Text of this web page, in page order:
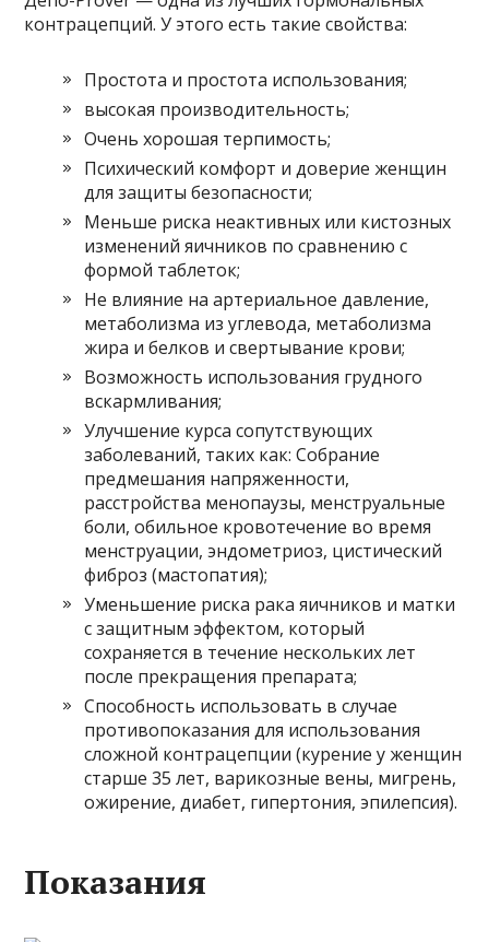
контрацепций. У этого есть такие свойства:
Простота и простота использования;
высокая производительность;
Очень хорошая терпимость;
Психический комфорт и доверие женщин
для защиты безопасности;
Меньше риска неактивных или кистозных
изменений яичников по сравнению с
формой таблеток;
Не влияние на артериальное давление,
метаболизма из углевода, метаболизма
жира и белков и свертывание крови;
Возможность использования грудного
вскармливания;
Улучшение курса сопутствующих
заболеваний, таких как: Собрание
предмешания напряженности,
расстройства менопаузы, менструальные
боли, обильное кровотечение во время
менструации, эндометриоз, цистический
фиброз (мастопатия);
Уменьшение риска рака яичников и матки
с защитным эффектом, который
сохраняется в течение нескольких лет
после прекращения препарата;
Способность использовать в случае
противопоказания для использования
сложной контрацепции (курение у женщин
старше 35 лет, варикозные вены, мигрень,
ожирение, диабет, гипертония, эпилепсия).
Показания